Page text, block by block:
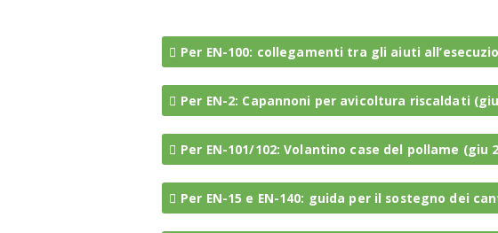
Per EN-100: collegamenti tra gli aiuti
Per EN-2: Capannoni per avicoltura riscaldati
Per EN-101/102: Volantino case del pollame (giu
Per EN-15 e EN-140: guida per il sostegno dei